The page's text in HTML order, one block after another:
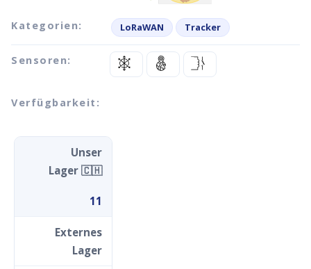
Kategorien: LoRaWAN Tracker
Sensoren:
Verfügbarkeit:
Unser
Lager 🇨🇭
11
Externes
Lager